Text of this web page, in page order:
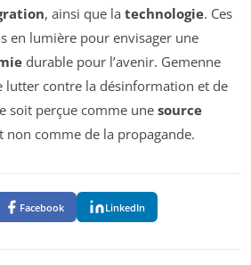
, ainsi que la technologie. Ces
en lumière pour envisager une
durable pour l’avenir. Gemenne
lutter contre la désinformation et de
soit perçue comme une source
non comme de la propagande.
Facebook LinkedIn